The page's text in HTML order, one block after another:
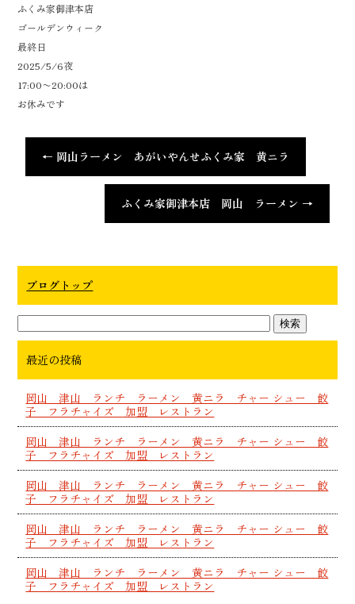
ふくみ家御津本店
ゴールデンウィーク
最終日
2025/5/6夜
17:00〜20:00は
お休みです
← 岡山ラーメン あがいやんせふくみ家 黄ニラ
ふくみ家御津本店 岡山 ラーメン →
ブログトップ
最近の投稿
岡山 津山 ランチ ラーメン 黄ニラ チャー シュー 餃
子 フラチャイズ 加盟 レストラン
岡山 津山 ランチ ラーメン 黄ニラ チャー シュー 餃
子 フラチャイズ 加盟 レストラン
岡山 津山 ランチ ラーメン 黄ニラ チャー シュー 餃
子 フラチャイズ 加盟 レストラン
岡山 津山 ランチ ラーメン 黄ニラ チャー シュー 餃
子 フラチャイズ 加盟 レストラン
岡山 津山 ランチ ラーメン 黄ニラ チャー シュー 餃
子 フラチャイズ 加盟 レストラン